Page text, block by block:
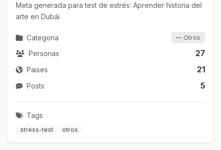
Meta generada para test de estrés: Aprender historia del
arte en Dubái
Categoria Otros
Personas 27
Paises 21
Posts 5
Tags
stress-test otros